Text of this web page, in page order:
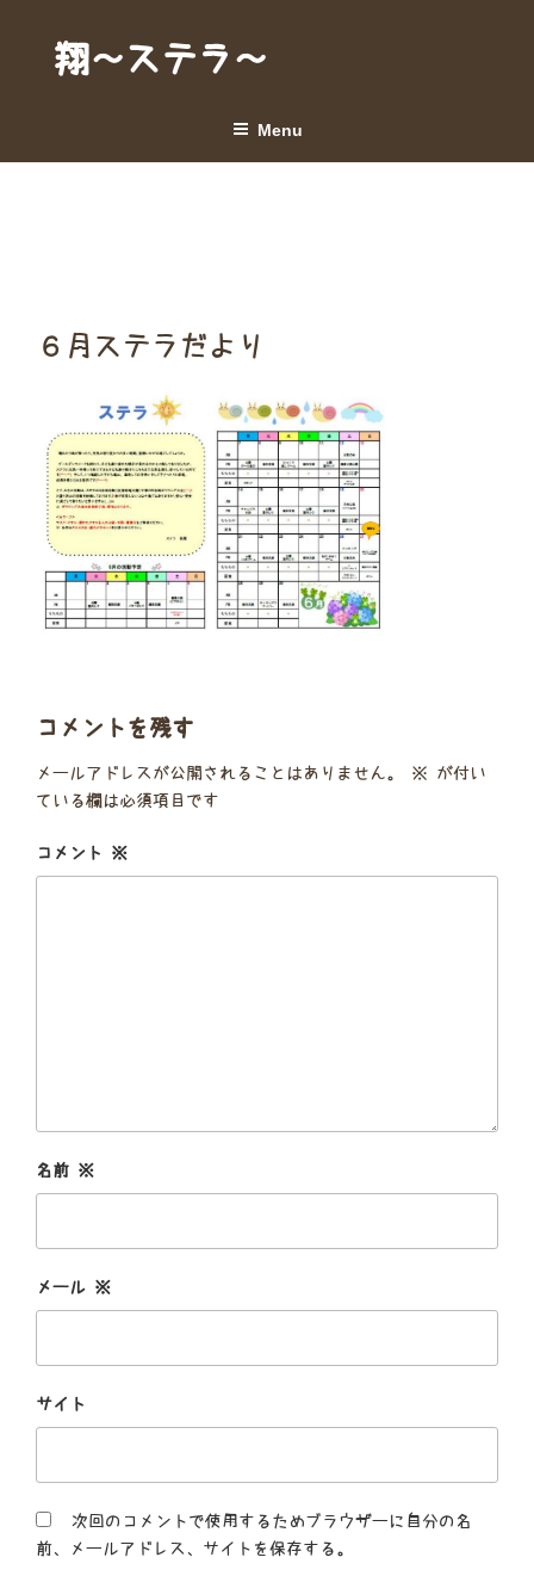
content翔～ステラ～
Menu
６月ステラだより
コメントを残す
メールアドレスが公開されることはありません。 ※ が付い
ている欄は必須項目です
コメント ※
名前 ※
メール ※
サイト
次回のコメントで使用するためブラウザーに自分の名
前、メールアドレス、サイトを保存する。